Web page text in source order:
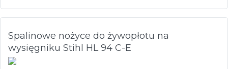
Spalinowe nożyce do żywopłotu na
wysięgniku Stihl HL 94 C-E